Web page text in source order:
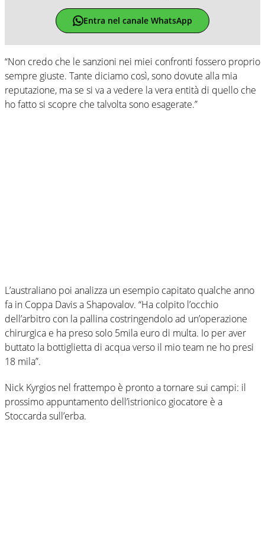
Entra nel canale WhatsApp
“Non credo che le sanzioni nei miei confronti fossero proprio
sempre giuste. Tante diciamo così, sono dovute alla mia
reputazione, ma se si va a vedere la vera entità di quello che
ho fatto si scopre che talvolta sono esagerate.”
L’australiano poi analizza un esempio capitato qualche anno
fa in Coppa Davis a Shapovalov. “Ha colpito l’occhio
dell’arbitro con la pallina costringendolo ad un’operazione
chirurgica e ha preso solo 5mila euro di multa. Io per aver
buttato la bottiglietta di acqua verso il mio team ne ho presi
18 mila”.
Nick Kyrgios nel frattempo è pronto a tornare sui campi: il
prossimo appuntamento dell’istrionico giocatore è a
Stoccarda sull’erba.